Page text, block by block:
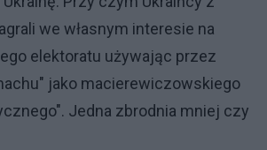
we własnym interesie na
elektoratu używając przez
jako macierewiczowskiego
Jedna zbrodnia mniej czy